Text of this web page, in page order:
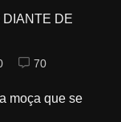
DIANTE DE
70
moça que se